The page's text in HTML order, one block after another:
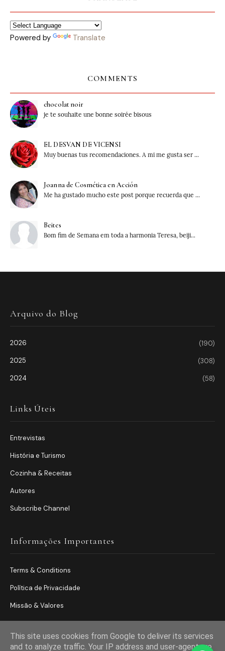
Powered by Translate
COMMENTS
chocolat noir
je te souhaite une bonne soirée bisous
EL DESVAN DE VICENSI
Muy buenas tus recomendaciones. A mi me gusta ser ...
Joanna de Cosmética en Acción
Me ha gustado mucho este post porque recuerda que ...
Beites
Bom fim de Semana em toda a harmonia Teresa, beiji...
Arquivo do Blog
2026
(190)
2025
(308)
2024
(58)
Links Úteis
Entrevistas
História e Turismo
Cozinha & Receitas
Autores
Subscribe Channel
Informações Importantes
Terms & Conditions
Política de Privacidade
Missão & Valores
This site uses cookies from Google to deliver its services
and to analyze traffic. Your IP address and user-agent are